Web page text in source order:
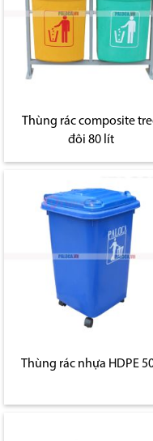
Thùng rác composite
đôi 80 lít
Thùng rác nhựa HDPE